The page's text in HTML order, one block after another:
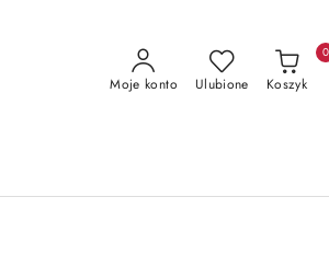
Moje konto Ulubione Koszyk
0